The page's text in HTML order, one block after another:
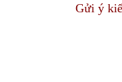
Gửi ý